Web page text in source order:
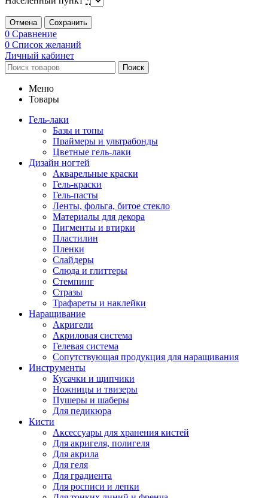
Отмена Сохранить
0 Сравнение
0 Список желаний
Личный кабинет
Поиск
Меню
Товары
Гель-лаки
Базы и топы
Праймеры и ультрабонды
Цветные гель-лаки
Дизайн ногтей
Акварельные краски
Гель-краски
Гель-пасты
Ленты, фольга, битое стекло
Материалы для декора
Пигменты и втирки
Пластилин
Пленки
Слайдеры
Слюда и глиттеры
Стемпинг
Стразы
Трафареты и наклейки
Наращивание
Акригели
Акриловая система
Гелевая система
Сопутствующая продукция для наращивания
Инструменты
Кусачки и щипчики
Ножницы и твизеры
Пушеры и шаберы
Для педикюра
Кисти
Аксессуары для хранения кистей
Для акригеля, полигеля
Для акрила
Для геля
Для градиента
Для росписи и лепки